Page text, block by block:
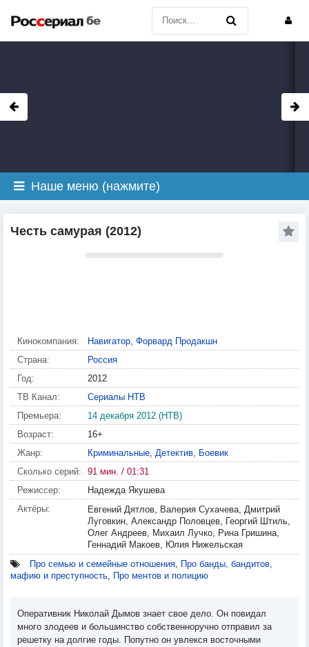
Наше меню (нажмите)
Честь самурая (2012)
Кинокомпания: Навигатор, Форвард Продакшн
Страна:
Россия
Год:
2012
ТВ Канал:
Сериалы НТВ
Премьера:
14 декабря 2012 (НТВ)
Возраст:
16+
Жанр:
Криминальные, Детектив, Боевик
Сколько серий:
91 мин. / 01:31
Режиссер:
Надежда Якушева
Актёры:
Евгений Дятлов, Валерия Сухачева, Дмитрий
Луговкин, Александр Половцев, Георгий Штиль,
Олег Андреев, Михаил Лучко, Рина Гришина,
Геннадий Макоев, Юлия Нижельская
Про семью и семейные отношения, Про банды, бандитов,
мафию и преступность, Про ментов и полицию
Оперативник Николай Дымов знает свое дело. Он повидал
много злодеев и большинство собственноручно отправил за
решетку на долгие годы. Попутно он увлекся восточными